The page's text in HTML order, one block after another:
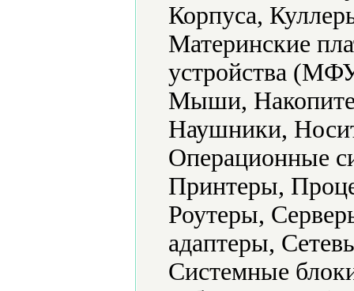
Корпуса,
Материнские
устройства
Мыши,
Наушники,
Операционные
Принтеры,
Роутеры,
адаптеры,
Системные